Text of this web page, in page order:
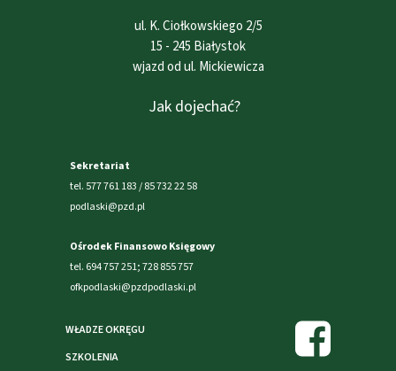
Jak dojechać?
ul. K. Ciołkowskiego 2/5
15 - 245 Białystok
wjazd od ul. Mickiewicza
Sekretariat
tel. 577 761 183 / 85 732 22 58
podlaski@pzd.pl
Ośrodek Finansowo Księgowy
tel. 694 757 251; 728 855 757
ofkpodlaski@pzdpodlaski.pl
WŁADZE OKRĘGU
SZKOLENIA